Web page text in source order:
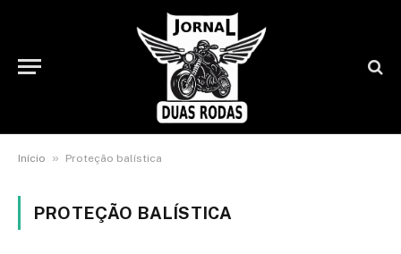
Início » Proteção balística
PROTEÇÃO BALÍSTICA